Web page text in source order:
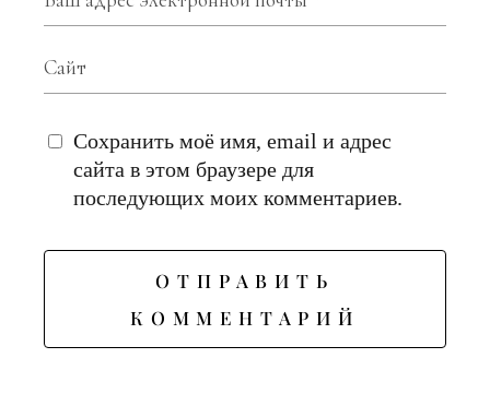
Сохранить моё имя, email и адрес
сайта в этом браузере для
последующих моих комментариев.
ОТПРАВИТЬ
КОММЕНТАРИЙ